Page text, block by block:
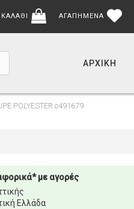
ΚΑΛΑΘΙ ΑΓΑΠΗΜΕΝΑ
ΑΡΧΙΚΉ
POLYESTER c491679
με αγορές
Ελλάδα